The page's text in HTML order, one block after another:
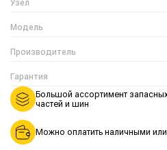
Узел
Модель
Производитель
Гарантия
Большой ассортимент
частей и шин
Можно оплатить наличными